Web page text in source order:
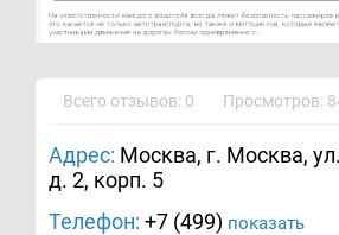
Всего отзывов: 0 Просмотров:
Адрес: Москва, г. Москва,
д. 2, корп. 5
Телефон: +7 (499) показать